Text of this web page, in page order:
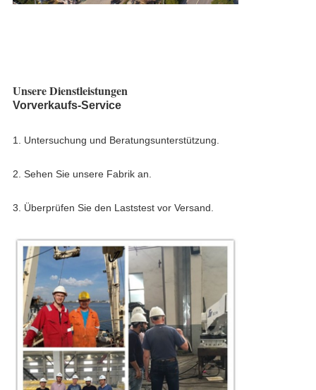
Unsere Dienstleistungen
Vorverkaufs-Service
1. Untersuchung und Beratungsunterstützung.
2. Sehen Sie unsere Fabrik an.
3. Überprüfen Sie den Laststest vor Versand.